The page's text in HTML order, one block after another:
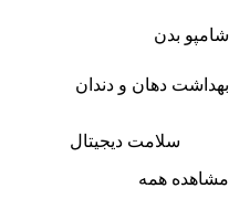
شامپو بدن
بهداشت دهان و دندان
سلامت دیجیتال
مشاهده همه